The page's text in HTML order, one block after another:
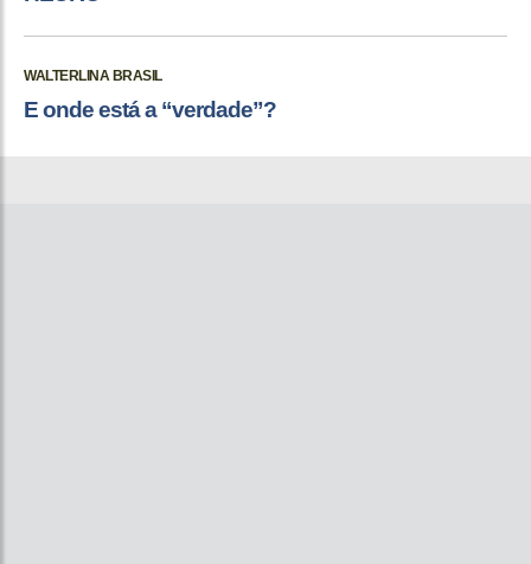
WALTERLINA BRASIL
E onde está a “verdade”?